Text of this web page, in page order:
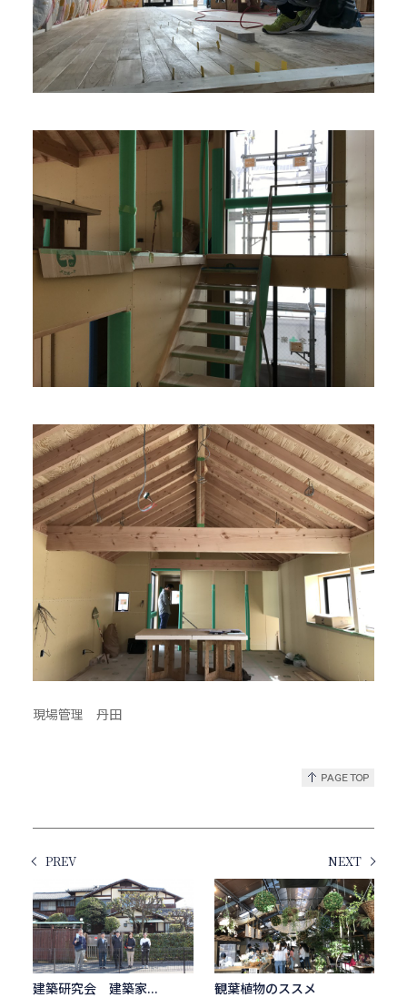
現場管理 丹田
PREV
建築研究会 建築家...
NEXT
観葉植物のススメ